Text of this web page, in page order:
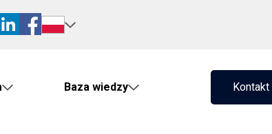
Baza wiedzy Kontakt